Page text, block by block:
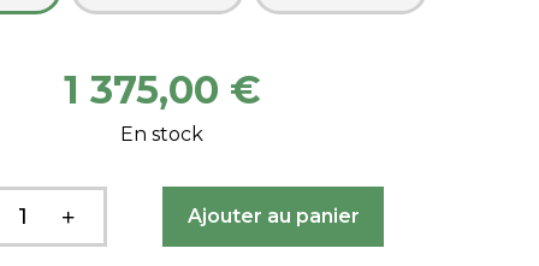
1 375,00 €
En stock